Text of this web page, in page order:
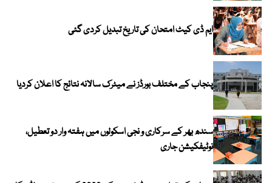
ایم ڈی کیٹ امتحان کی تاریخ تبدیل کردی گئی
پنجاب کے مختلف بورڈز نے میٹرک سالانہ نتائج کا اعلان کردیا
سندھ بھر کے سرکاری و نجی اسکولوں میں ہفتہ وار دو تعطیل،
نوٹیفکیشن جاری